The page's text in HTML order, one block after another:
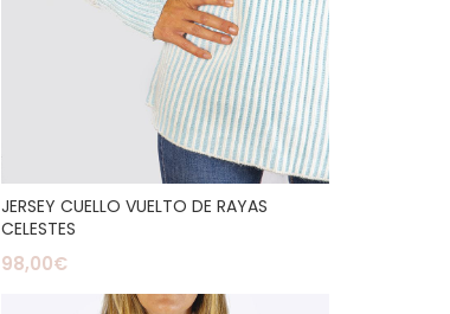
JERSEY CUELLO VUELTO DE RAYAS
CELESTES
98,00€
Seleccionar Opciones